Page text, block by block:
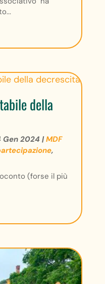
della
Gen 2024 |MDF
,
(forse il più